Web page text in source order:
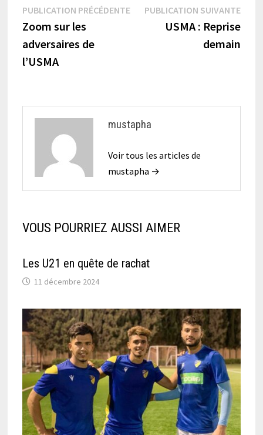
Navigation
de
l’article
PUBLICATION PRÉCÉDENTEPublication
précédente :
Zoom sur les
adversaires de
l’USMA
PUBLICATION SUIVANTE
USMA : Reprise
demain
mustapha
Voir tous les articles de
mustapha →
VOUS POURRIEZ AUSSI AIMER
Les U21 en quête de rachat
11 décembre 2024